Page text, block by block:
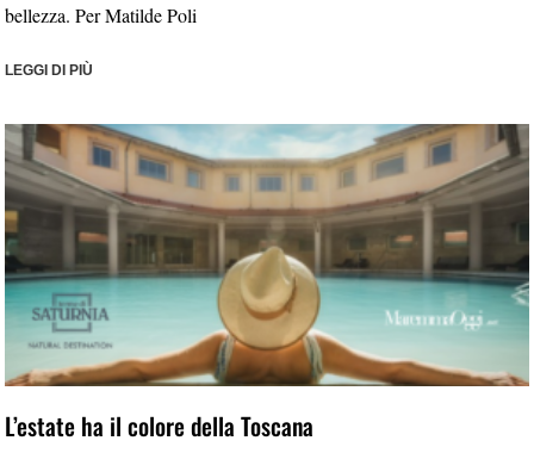
bellezza. Per Matilde Poli
LEGGI DI PIÙ
L’estate ha il colore della Toscana